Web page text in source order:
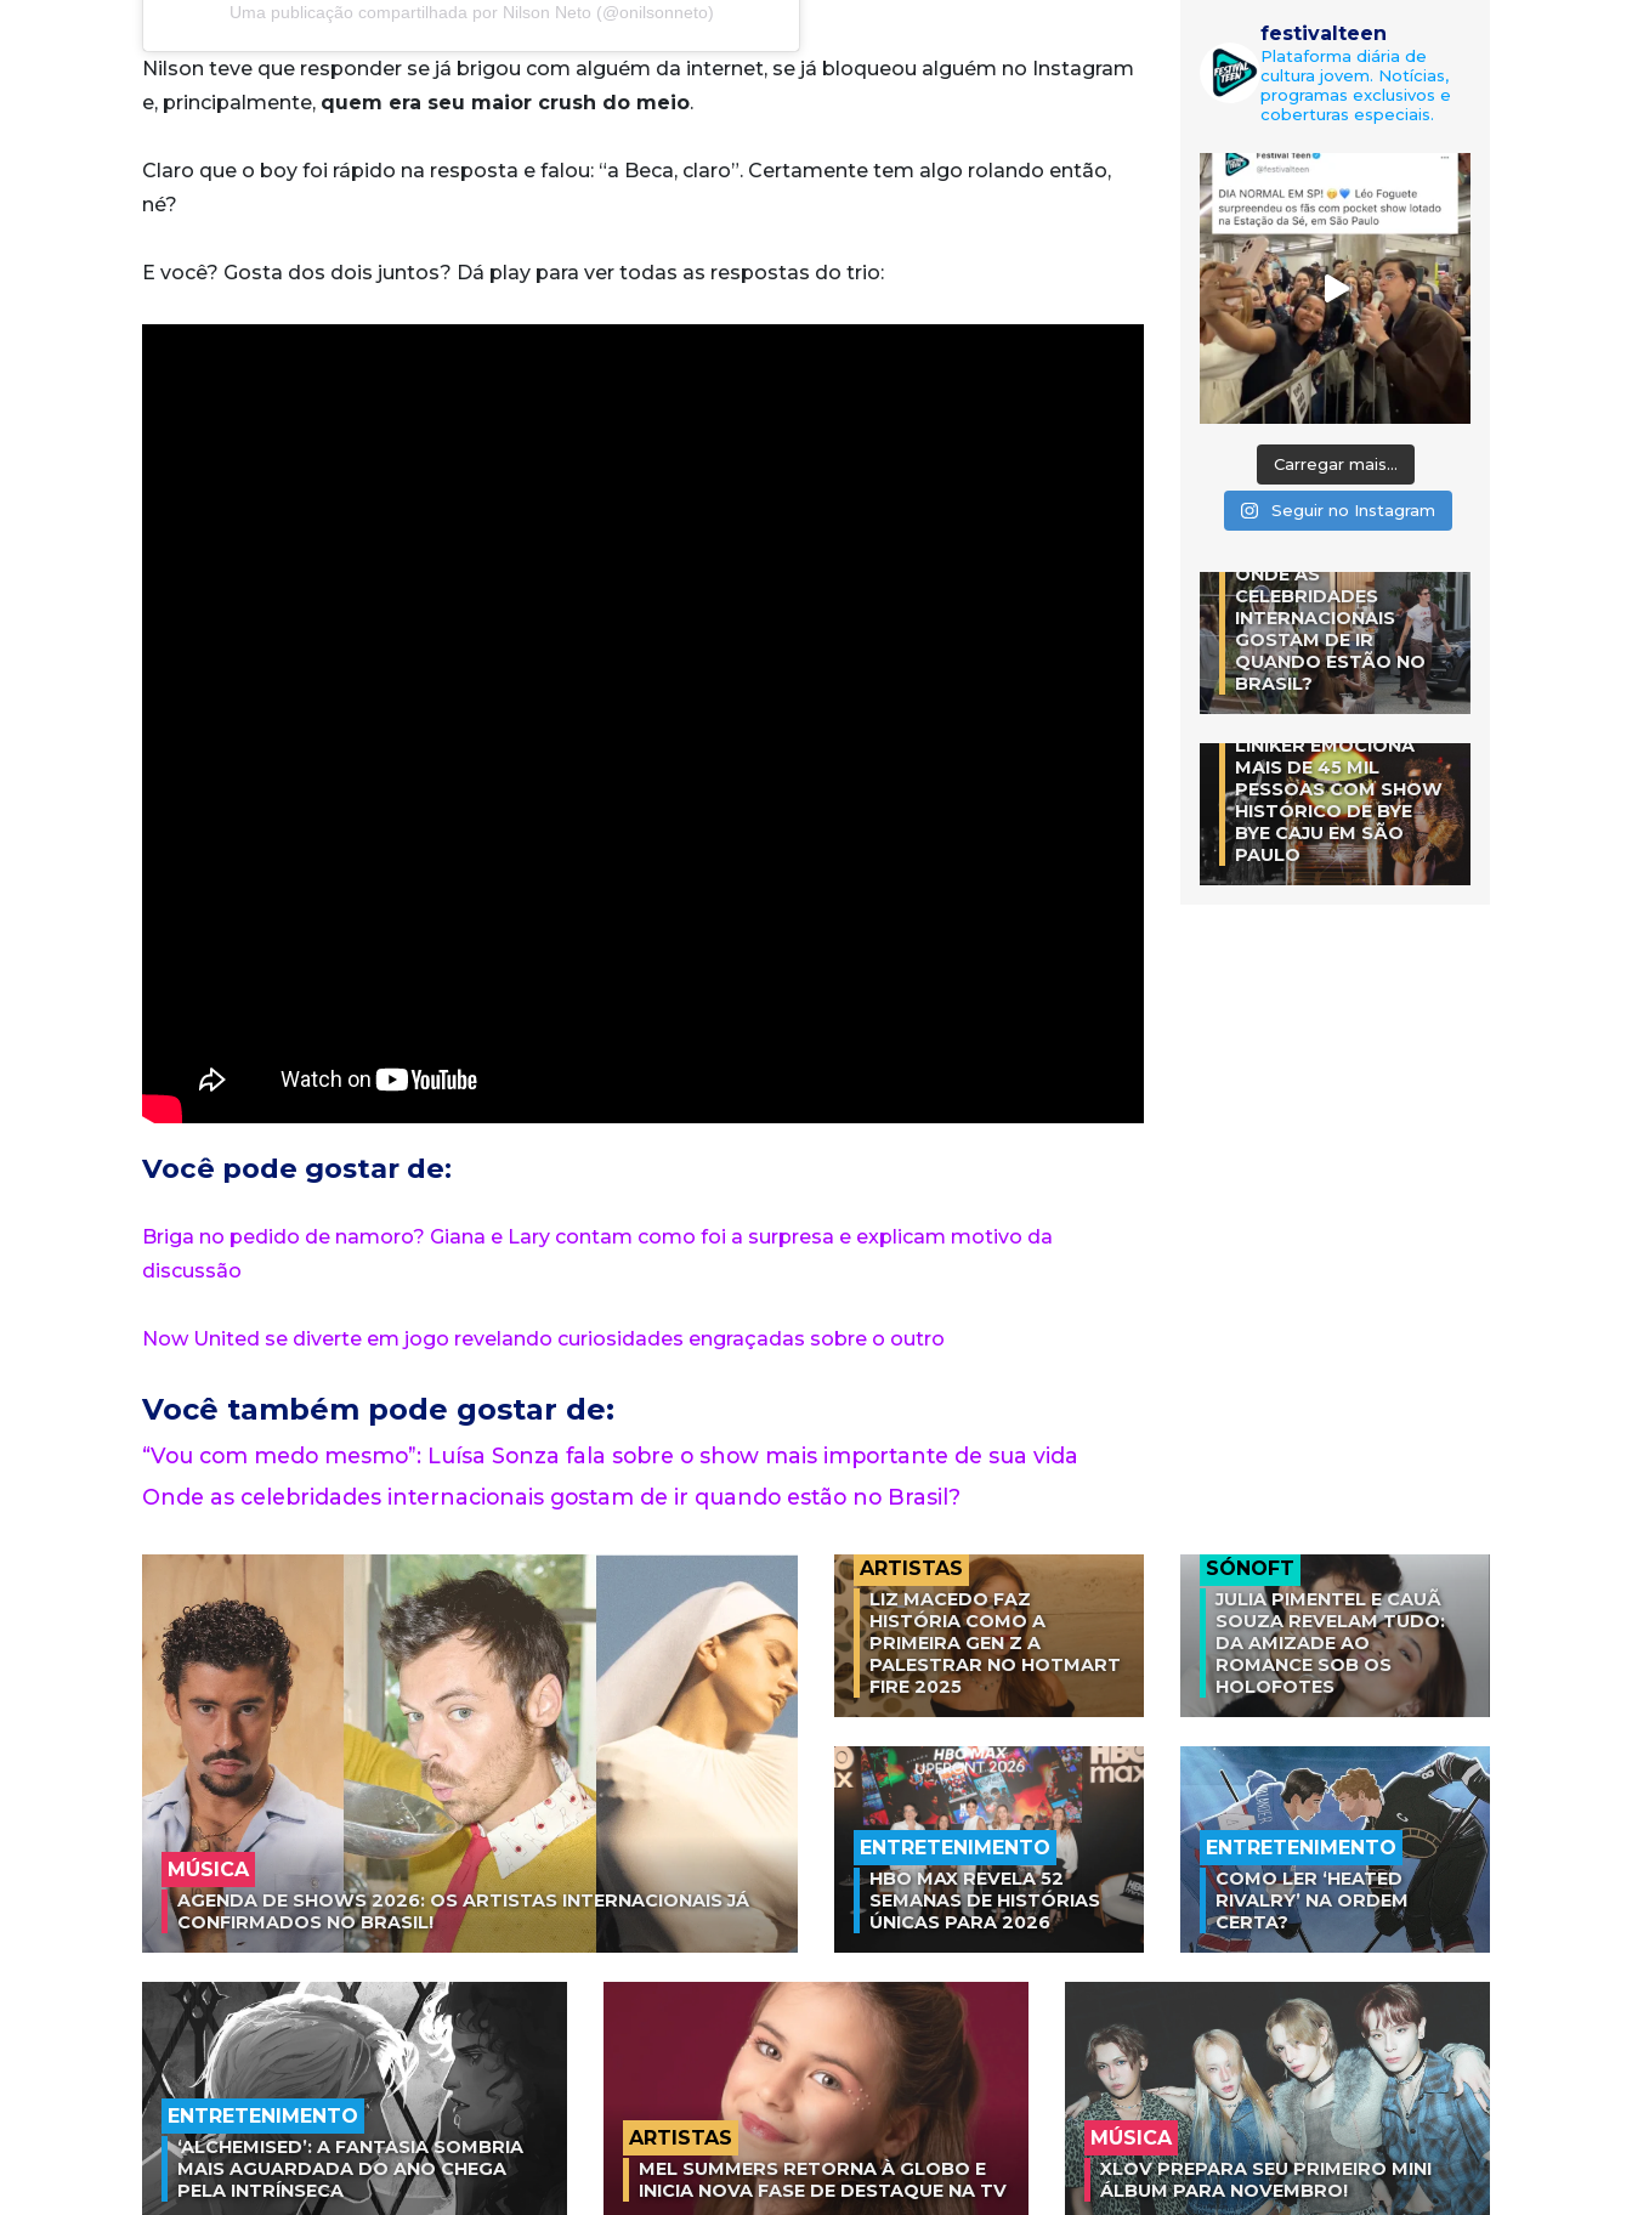
Uma publicação compartilhada por Nilson Neto (@onilsonneto)
Nilson teve que responder se já brigou com alguém da internet, se já bloqueou alguém no Instagram
e, principalmente, quem era seu maior crush do meio.
Claro que o boy foi rápido na resposta e falou: “a Beca, claro”. Certamente tem algo rolando então,
né?
E você? Gosta dos dois juntos? Dá play para ver todas as respostas do trio:
Você pode gostar de:
Briga no pedido de namoro? Giana e Lary contam como foi a surpresa e explicam motivo da
discussão
Now United se diverte em jogo revelando curiosidades engraçadas sobre o outro
Você também pode gostar de:
“Vou com medo mesmo”: Luísa Sonza fala sobre o show mais importante de sua vida
Onde as celebridades internacionais gostam de ir quando estão no Brasil?
festivalteen
Plataforma diária de
cultura jovem. Notícias,
programas exclusivos e
coberturas especiais.
Carregar mais...
Seguir no Instagram
ONDE AS
CELEBRIDADES
INTERNACIONAIS
GOSTAM DE IR
QUANDO ESTÃO NO
BRASIL?
LINIKER EMOCIONA
MAIS DE 45 MIL
PESSOAS COM SHOW
HISTÓRICO DE BYE
BYE CAJU EM SÃO
PAULO
MÚSICA
AGENDA DE SHOWS 2026: OS ARTISTAS INTERNACIONAIS JÁ
CONFIRMADOS NO BRASIL!
ARTISTAS
LIZ MACEDO FAZ
HISTÓRIA COMO A
PRIMEIRA GEN Z A
PALESTRAR NO HOTMART
FIRE 2025
SÓNOFT
JULIA PIMENTEL E CAUÃ
SOUZA REVELAM TUDO:
DA AMIZADE AO
ROMANCE SOB OS
HOLOFOTES
ENTRETENIMENTO
HBO MAX REVELA 52
SEMANAS DE HISTÓRIAS
ÚNICAS PARA 2026
ENTRETENIMENTO
COMO LER ‘HEATED
RIVALRY’ NA ORDEM
CERTA?
ENTRETENIMENTO
‘ALCHEMISED’: A FANTASIA SOMBRIA
MAIS AGUARDADA DO ANO CHEGA
PELA INTRÍNSECA
ARTISTAS
MEL SUMMERS RETORNA À GLOBO E
INICIA NOVA FASE DE DESTAQUE NA TV
MÚSICA
XLOV PREPARA SEU PRIMEIRO MINI
ÁLBUM PARA NOVEMBRO!